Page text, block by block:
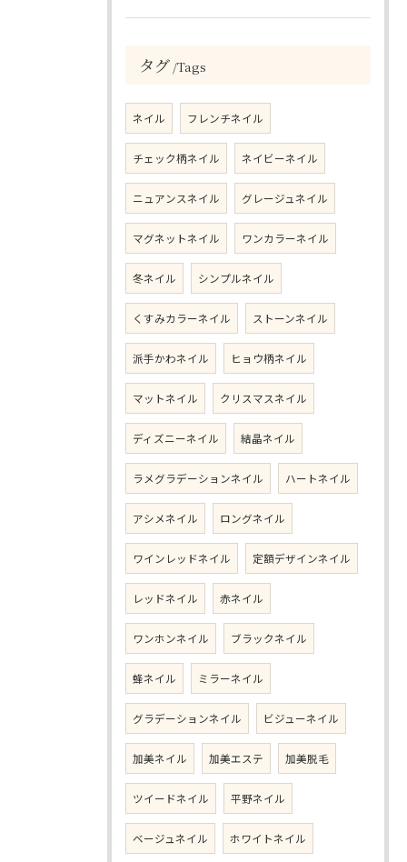
タグ Tags
ネイル フレンチネイル
チェック柄ネイル ネイビーネイル
ニュアンスネイル グレージュネイル
マグネットネイル ワンカラーネイル
冬ネイル シンプルネイル
くすみカラーネイル ストーンネイル
派手かわネイル ヒョウ柄ネイル
マットネイル クリスマスネイル
ディズニーネイル 結晶ネイル
ラメグラデーションネイル ハートネイル
アシメネイル ロングネイル
ワインレッドネイル 定額デザインネイル
レッドネイル 赤ネイル
ワンホンネイル ブラックネイル
蜂ネイル ミラーネイル
グラデーションネイル ビジューネイル
加美ネイル 加美エステ 加美脱毛
ツイードネイル 平野ネイル
ベージュネイル ホワイトネイル